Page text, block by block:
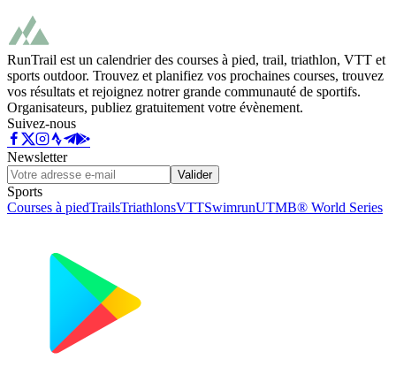
RunTrail est un calendrier des courses à pied, trail, triathlon, VTT et
sports outdoor. Trouvez et planifiez vos prochaines courses, trouvez
vos résultats et rejoignez notrer grande communauté de sportifs.
Organisateurs, publiez gratuitement votre évènement.
Suivez-nous
Newsletter
Valider
Sports
Courses à piedTrailsTriathlonsVTTSwimrunUTMB® World Series